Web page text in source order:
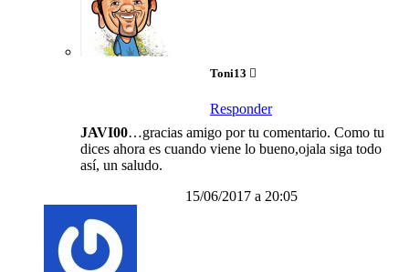
Toni13
Responder
JAVI00…gracias amigo por tu comentario. Como tu
dices ahora es cuando viene lo bueno,ojala siga todo
así, un saludo.
15/06/2017 a 20:05